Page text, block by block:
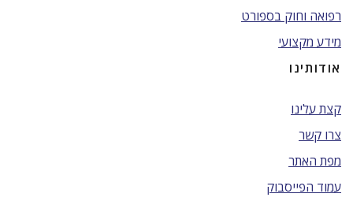
רפואה וחוק בספורט
מידע מקצועי
אודותינו
קצת עלינו
צרו קשר
מפת האתר
עמוד הפייסבוק